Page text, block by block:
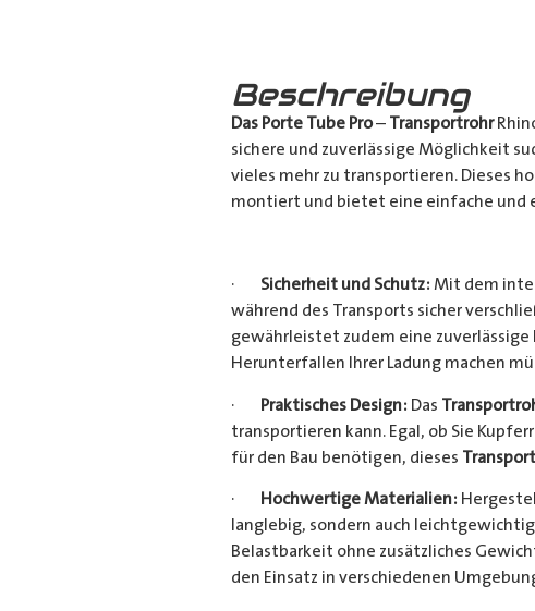
Beschreibung
Das Porte Tube Pro– Transportrohr
sichere und zuverlässige Möglichkeit
vieles mehr zu transportieren. Dieses
montiert und bietet eine einfache und
· Sicherheit und Schutz: Mit dem
während des Transports sicher
gewährleistet zudem eine zuverlässige
Herunterfallen Ihrer Ladung machen
· Praktisches Design: Das
transportieren kann. Egal, ob Sie
für den Bau benötigen, dieses
· Hochwertige Materialien:
langlebig, sondern auch
Belastbarkeit ohne zusätzliches
den Einsatz in verschiedenen